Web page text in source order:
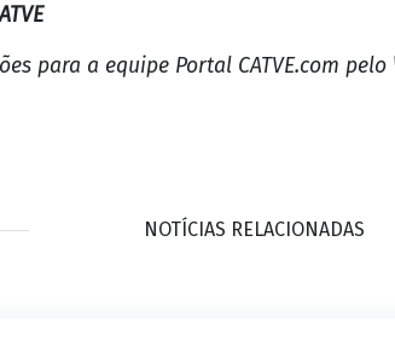
para a equipe Portal CATVE.com pelo
NOTÍCIAS RELACIONADAS